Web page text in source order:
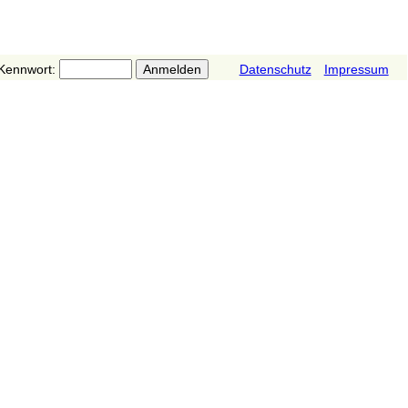
Datenschutz Impressum